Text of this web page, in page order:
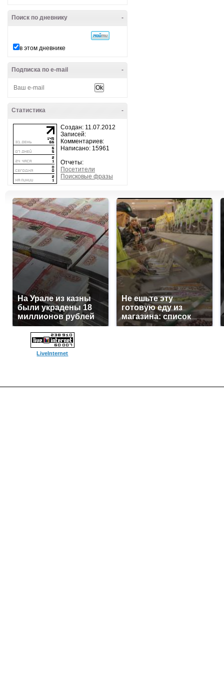
-
Поиск по дневнику
в этом дневнике
-
Подписка по e-mail
-
Статистика
Создан: 11.07.2012
Записей:
Комментариев:
Написано: 15961
Отчеты:
Посетители
Поисковые фразы
На Урале из казны
были украдены 18
миллионов рублей
Не ешьте эту
готовую еду из
магазина: список
LiveInternet